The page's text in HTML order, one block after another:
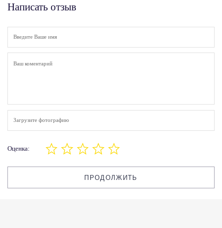
Написать отзыв
Загрузите фотографию
Оценка:
ПРОДОЛЖИТЬ